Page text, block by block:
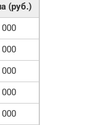
(руб.)
000
000